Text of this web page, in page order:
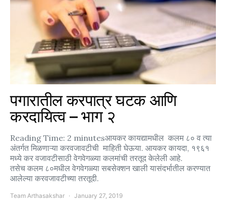
पगारातील करपात्र घटक आणि
करदायित्व – भाग २
Reading Time: 2 minutesआयकर कायद्यामधील कलम ८० व त्या
अंतर्गत मिळणाऱ्या करवजावटीची माहिती घेऊया. आयकर कायदा, १९६१
मध्ये कर वजावटीसाठी वेगवेगळ्या कलमांची तरतूद केलेली आहे.
तसेच कलम ८०मधील वेगवेगळ्या सबसेक्शन खाली यासंदर्भातील करण्यात
आलेल्या करवजावटीच्या तरतूदी.
Team Arthasakshar January 27, 2019